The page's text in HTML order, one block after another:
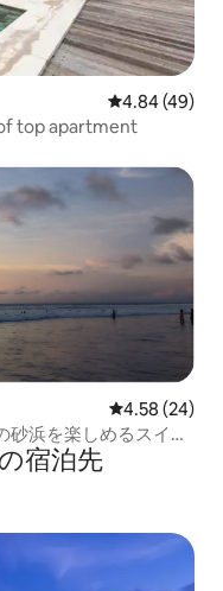
レビュー49
4.84 (49)
top apartment
レビュー24
4.58 (24)
浜を楽しめるスイー
宿泊先